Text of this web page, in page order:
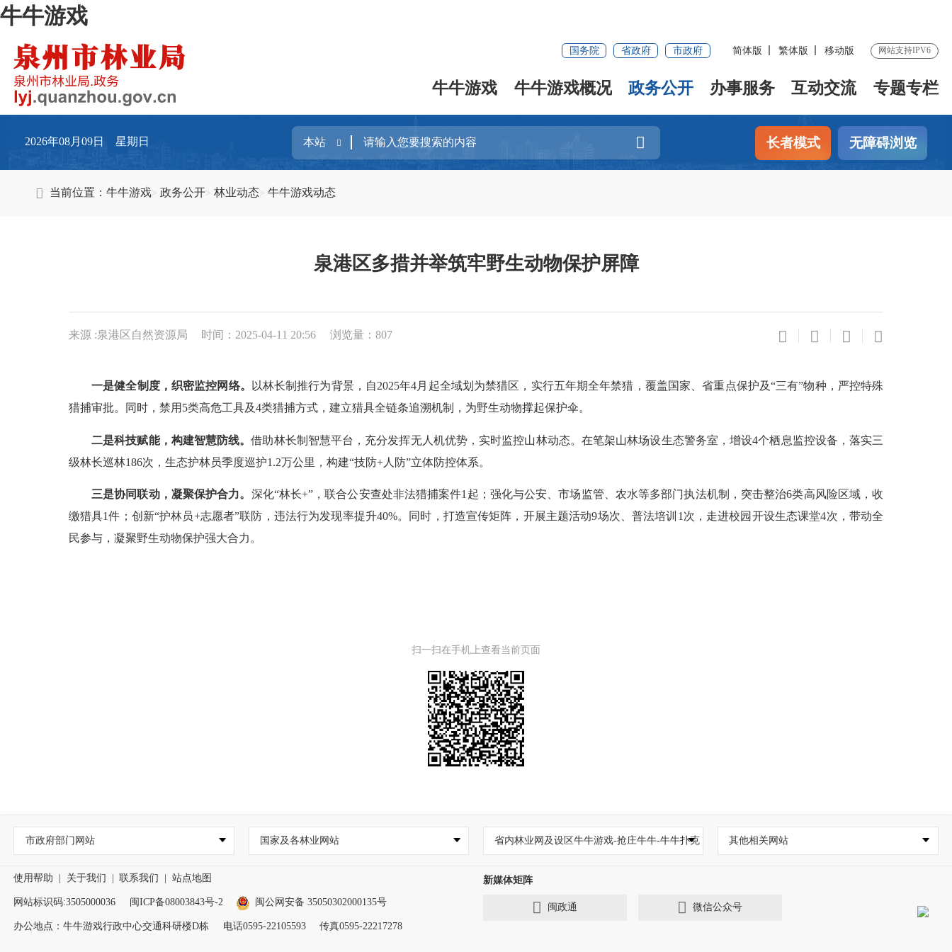
牛牛游戏
国务院 省政府 市政府 简体版 繁体版 移动版 网站支持IPV6
牛牛游戏 牛牛游戏概况 政务公开 办事服务 互动交流 专题专栏
2026年08月09日 星期日 长者模式 无障碍浏览
当前位置：牛牛游戏 政务公开 林业动态 牛牛游戏动态
泉港区多措并举筑牢野生动物保护屏障
来源 :泉港区自然资源局 时间：2025-04-11 20:56 浏览量： 807
一是健全制度，织密监控网络。 以林长制推行为背景，自2025年4月起全域划为禁猎区，实行五年期全年禁猎，覆盖国家、省重点保护及“三有”物种，严控特殊
猎捕审批。
同时， 禁用 5类高危工具及4类猎捕方式，建立猎具全链条追溯机制 ，为野生动物撑起保护伞。
二是科技赋能，构建智慧防线。借助林长制智慧平台 ， 充分发挥无人机优势 ， 实时监控山林动态。在笔架山林场设生态警务室，增设4个栖息监控设备，落实三
级林长巡林186次， 生态护林员季度巡护1.2万公里，构建“技防+人防”立体防控体系。
三是协同联动，凝聚保护合力。 深化“林长+”，联合公安查处非法猎捕案件1起； 强化与公安、市场监管、农水等多部门执法机制，突击整治6类高风险区域，收
缴猎具1件；创新“护林员+志愿者”联防，违法行为发现率提升40%。同时， 打造宣传矩阵，开展主题活动9场次、普法培训1 次 ，走进校园开设生态课堂4次 ， 带动全
民参与，凝聚野生动物保护强大合力。
扫一扫在手机上查看当前页面
市政府部门网站 国家及各林业网站 省内林业网及设区牛牛游戏-抢庄牛牛-牛牛扑克 其他相关网站
使用帮助 关于我们 联系我们 站点地图
网站标识码:3505000036 闽ICP备08003843号-2 闽公网安备 35050302000135号
办公地点：牛牛游戏行政中心交通科研楼D栋 电话0595-22105593 传真0595-22217278
新媒体矩阵
闽政通 微信公众号